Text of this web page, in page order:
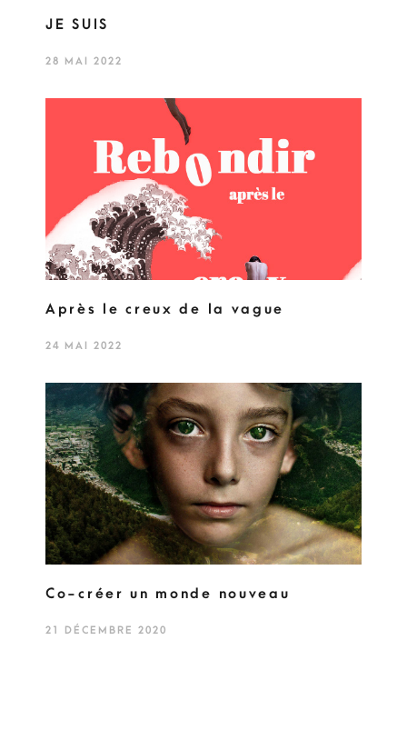
JE SUIS
28 MAI 2022
Après le creux de la vague
24 MAI 2022
Co-créer un monde nouveau
21 DÉCEMBRE 2020